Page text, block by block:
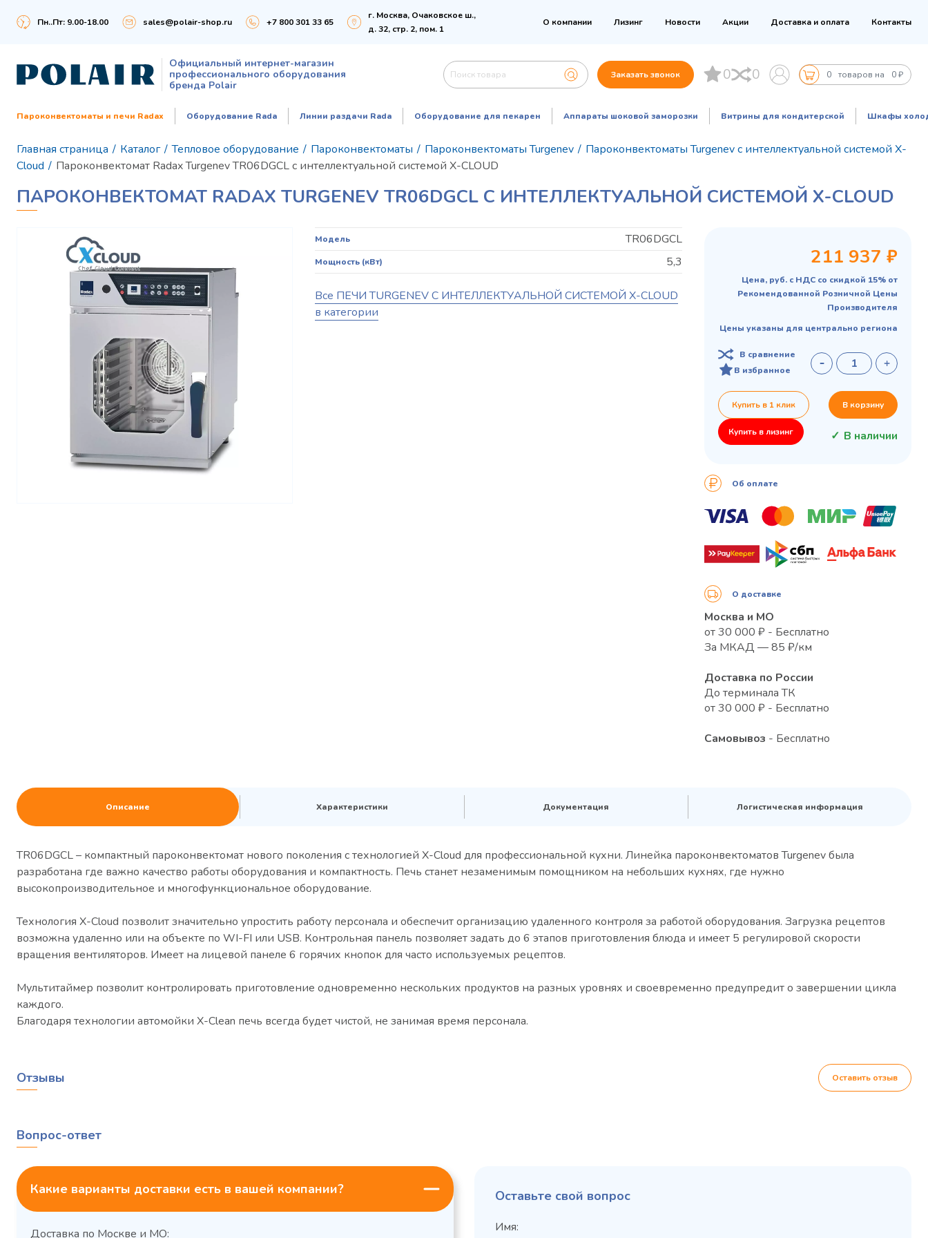
Пн..Пт: 9.00-18.00 sales@polair-shop.ru +7 800 301 33 65
г. Москва, Очаковское ш.,
д. 32, стр. 2, пом. 1
О компании Лизинг Новости Акции Доставка и оплата Контакты
Официальный интернет-магазин
профессионального оборудования
бренда Polair
Заказать звонок 0 0 0 товаров на 0 ₽
Пароконвектоматы и печи Radax Оборудование Rada Линии раздачи Rada Оборудование для пекарен Аппараты шоковой заморозки Витрины для кондитерской Шкафы
Главная страница / Каталог / Тепловое оборудование / Пароконвектоматы / Пароконвектоматы Turgenev / Пароконвектоматы Turgenev с интеллектуальной системой X-
Cloud / Пароконвектомат Radax Turgenev TR06DGCL с интеллектуальной системой X-CLOUD
ПАРОКОНВЕКТОМАТ RADAX TURGENEV TR06DGCL С ИНТЕЛЛЕКТУАЛЬНОЙ СИСТЕМОЙ X-CLOUD
Модель TR06DGCL
Мощность (кВт) 5,3
Все ПЕЧИ TURGENEV С ИНТЕЛЛЕКТУАЛЬНОЙ СИСТЕМОЙ X-CLOUD
в категории
211 937 ₽
Цена, руб. с НДС со скидкой 15% от
Рекомендованной Розничной Цены
Производителя
Цены указаны для центрально региона
В сравнение
В избранное
Купить в 1 клик В корзину
Купить в лизинг В наличии
Об оплате
О доставке
Москва и МО
от 30 000 ₽ - Бесплатно
За МКАД — 85 ₽/км
Доставка по России
До терминала ТК
от 30 000 ₽ - Бесплатно
Самовывоз - Бесплатно
Описание Характеристики Документация Логистическая информация
TR06DGCL – компактный пароконвектомат нового поколения c технологией X-Cloud для профессиональной кухни. Линейка пароконвектоматов Turgenev была
разработана где важно качество работы оборудования и компактность. Печь станет незаменимым помощником на небольших кухнях, где нужно
высокопроизводительное и многофункциональное оборудование.
Технология X-Cloud позволит значительно упростить работу персонала и обеспечит организацию удаленного контроля за работой оборудования. Загрузка рецептов
возможна удаленно или на объекте по WI-FI или USB. Контрольная панель позволяет задать до 6 этапов приготовления блюда и имеет 5 регулировой скорости
вращения вентиляторов. Имеет на лицевой панеле 6 горячих кнопок для часто используемых рецептов.
Мультитаймер позволит контролировать приготовление одновременно нескольких продуктов на разных уровнях и своевременно предупредит о завершении цикла
каждого.
Благодаря технологии автомойки X-Clean печь всегда будет чистой, не занимая время персонала.
Отзывы Оставить отзыв
Вопрос-ответ
Какие варианты доставки есть в вашей компании?
Доставка по Москве и МО:
Оставьте свой вопрос
Имя: